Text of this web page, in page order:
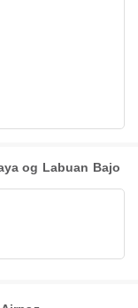
og Labuan Bajo